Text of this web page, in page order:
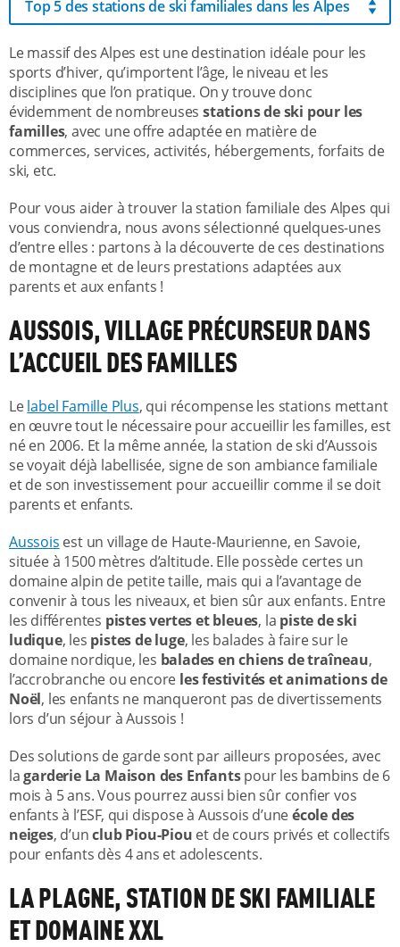
Top 5 des stations de ski familiales dans les Alpes
Le massif des Alpes est une destination idéale pour les
sports d’hiver, qu’importent l’âge, le niveau et les
disciplines que l’on pratique. On y trouve donc
évidemment de nombreusesstations de ski pour les
familles, avec une offre adaptée en matière de
commerces, services, activités, hébergements, forfaits de
ski, etc.
Pour vous aider à trouver la station familiale des Alpes qui
vous conviendra, nous avons sélectionné quelques-unes
d’entre elles : partons à la découverte de ces destinations
de montagne et de leurs prestations adaptées aux
parents et aux enfants !
AUSSOIS, VILLAGE PRÉCURSEUR DANS
L’ACCUEIL DES FAMILLES
Lelabel Famille Plus, qui récompense les stations mettant
en œuvre tout le nécessaire pour accueillir les familles, est
né en 2006. Et la même année, la station de ski d’Aussois
se voyait déjà labellisée, signe de son ambiance familiale
et de son investissement pour accueillir comme il se doit
parents et enfants.
Aussois est un village de Haute-Maurienne, en Savoie,
située à 1500 mètres d’altitude. Elle possède certes un
domaine alpin de petite taille, mais qui a l’avantage de
convenir à tous les niveaux, et bien sûr aux enfants. Entre
les différentes pistes vertes et bleues, la piste de ski
ludique, les pistes de luge, les balades à faire sur le
domaine nordique, les balades en chiens de traîneau,
l’accrobranche ou encore les festivités et animations de
Noël, les enfants ne manqueront pas de divertissements
lors d’un séjour à Aussois !
Des solutions de garde sont par ailleurs proposées, avec
lagarderie La Maison des Enfantspour les bambins de 6
mois à 5 ans. Vous pourrez aussi bien sûr confier vos
enfants à l’ESF, qui dispose à Aussois d’uneécole des
neiges, d’unclub Piou-Piou et de cours privés et collectifs
pour enfants dès 4 ans et adolescents.
LA PLAGNE, STATION DE SKI FAMILIALE
ET DOMAINE XXL